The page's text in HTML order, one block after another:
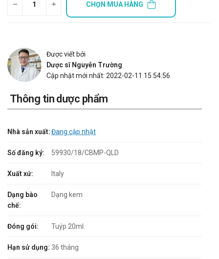
CHỌN MUA HÀNG
Được viết bởi
Dược sĩ Nguyễn Trường
Cập nhật mới nhất: 2022-02-11 15:54:56
Thông tin dược phẩm
Nhà sản xuất:Đang cập nhật
Số đăng ký: 59930/18/CBMP-QLD
Xuất xứ: Italy
Dạng bào
chế:
Dạng kem
Đóng gói: Tuýp 20ml.
Hạn sử dụng: 36 tháng